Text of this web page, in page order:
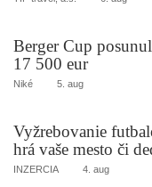
Berger Cup
17 500 eur
Niké 5. aug
Vyžrebovanie
hrá vaše mesto či
INZERCIA 4. aug